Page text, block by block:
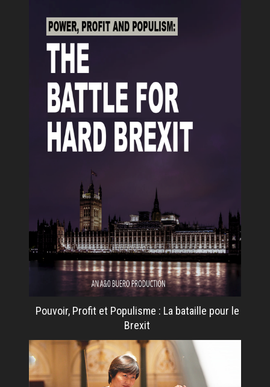
Pouvoir, Profit et Populisme : La bataille pour le
Brexit